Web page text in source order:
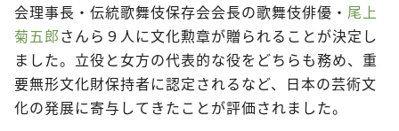
会理事長・伝統歌舞伎保存会会長の歌舞伎俳優・ 尾上
菊五郎さんら９人に文化勲章が贈られることが決定し
ました。立役と女方の代表的な役をどちらも務め、重
要無形文化財保持者に認定されるなど、日本の芸術文
化の発展に寄与してきたことが評価されました。